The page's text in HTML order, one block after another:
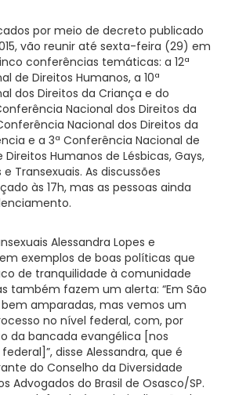
por meio de decreto publicado
vão reunir até sexta-feira (29) em
conferências temáticas: a 12ª
de Direitos Humanos, a 10ª
dos Direitos da Criança e do
Nacional dos Direitos da
Nacional dos Direitos da
e a 3ª Conferência Nacional de
Direitos Humanos de Lésbicas, Gays,
e Transexuais. As discussões
às 17h, mas as pessoas ainda
Alessandra Lopes e
exemplos de boas políticas que
de tranquilidade à comunidade
também fazem um alerta: “Em São
amparadas, mas vemos um
no nível federal, com, por
da bancada evangélica [nos
disse Alessandra, que é
do Conselho da Diversidade
Advogados do Brasil de Osasco/SP.